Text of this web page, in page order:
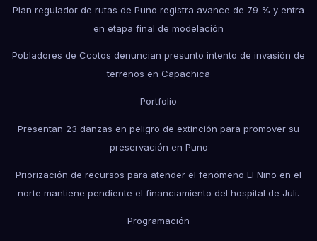
Plan regulador de rutas de Puno registra avance de 79 % y entra
en etapa final de modelación
Pobladores de Ccotos denuncian presunto intento de invasión de
terrenos en Capachica
Portfolio
Presentan 23 danzas en peligro de extinción para promover su
preservación en Puno
Priorización de recursos para atender el fenómeno El Niño en el
norte mantiene pendiente el financiamiento del hospital de Juli.
Programación